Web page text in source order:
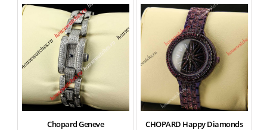
Chopard Geneve CHOPARD Happy Diamonds